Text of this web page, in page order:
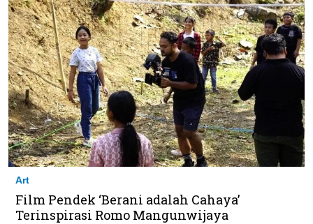
Art
Film Pendek ‘Berani adalah Cahaya’
Terinspirasi Romo Mangunwijaya